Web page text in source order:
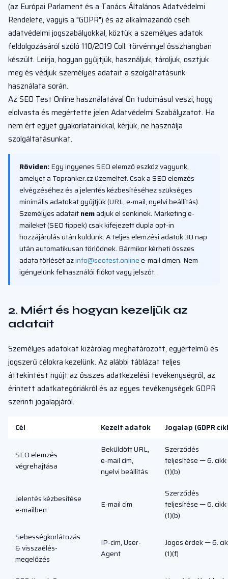
(az Európai Parlament és a Tanács Általános Adatvédelmi
Rendelete, vagyis a "GDPR") és az alkalmazandó cseh
adatvédelmi jogszabályokkal, köztük a személyes adatok
feldolgozásáról szóló 110/2019 Coll. törvénnyel összhangban
készült. Leírja, hogyan gyűjtjük, használjuk, tároljuk, osztjuk
meg és védjük személyes adatait a szolgáltatásunk
használata során.
Az SEO Test Online használatával Ön tudomásul veszi, hogy
elolvasta és megértette jelen Adatvédelmi Szabályzatot. Ha
nem ért egyet gyakorlatainkkal, kérjük, ne használja
szolgáltatásunkat.
Röviden:Egy ingyenes SEO elemző eszköz vagyunk,
amelyet a Topranker.cz üzemeltet. Csak a SEO elemzés
elvégzéséhez és a jelentés kézbesítéséhez szükséges
minimális adatokat gyűjtjük (URL, e-mail, nyelvi beállítás).
Személyes adataitnemadjuk el senkinek. Marketing e-
maileket (SEO tippek) csak kifejezett dupla opt-in
hozzájárulás után küldünk. A teljes elemzési adatok 30 nap
után automatikusan törlődnek. Bármikor kérheti összes
adata törlését azinfo@seotest.onlinee-mail címen. Nem
igényelünk felhasználói fiókot vagy jelszót.
2. Miért és hogyan kezeljük az
adatait
Személyes adatokat kizárólag meghatározott, egyértelmű és
jogszerű célokra kezelünk. Az alábbi táblázat teljes
áttekintést nyújt az összes adatkezelési tevékenységről, az
érintett adatkategóriákról és az egyes tevékenységek GDPR
szerinti jogalapjáról.
Cél Kezelt adatok Jogalap (GDPR
SEO elemzés
végrehajtása
Beküldött URL,
e-mail cím,
nyelvi beállítás
Szerződés
teljesítése — 6. cikk
(1)(b)
Jelentés kézbesítése
e-mailben
E-mail cím
Szerződés
teljesítése — 6. cikk
(1)(b)
Sebességkorlátozás
& visszaélés-
megelőzés
IP-cím, User-
Agent
Jogos érdek — 6.
(1)(f)